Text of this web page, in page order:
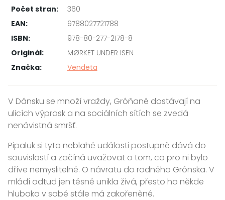
Počet stran:
360
EAN:
9788027721788
ISBN:
978-80-277-2178-8
Originál:
MØRKET UNDER ISEN
Značka:
Vendeta
V Dánsku se množí vraždy, Gróňané dostávají na
ulicích výprask a na sociálních sítích se zvedá
nenávistná smršť.
Pipaluk si tyto neblahé události postupně dává do
souvislostí a začíná uvažovat o tom, co pro ni bylo
dříve nemyslitelné. O návratu do rodného Grónska. V
mládí odtud jen těsně unikla živá, přesto ho někde
hluboko v sobě stále má zakořeněné.